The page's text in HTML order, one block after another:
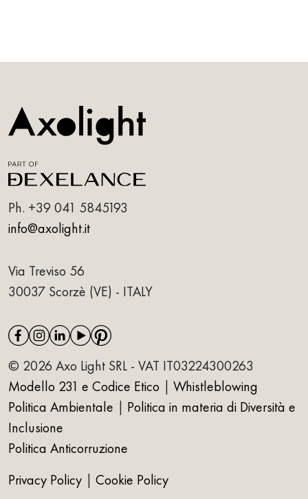
Ph. +39 041 5845193
info@axolight.it
Via Treviso 56
30037 Scorzè (VE) - ITALY
© 2026 Axo Light SRL - VAT IT03224300263
Modello 231 e Codice Etico | Whistleblowing
Politica Ambientale | Politica in materia di Diversità e
Inclusione
Politica Anticorruzione
Privacy Policy | Cookie Policy